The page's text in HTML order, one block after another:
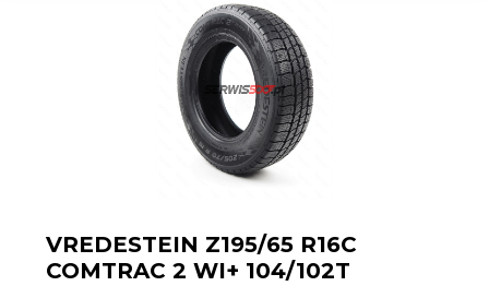
VREDESTEIN Z195/65 R16C
COMTRAC 2 WI+ 104/102T